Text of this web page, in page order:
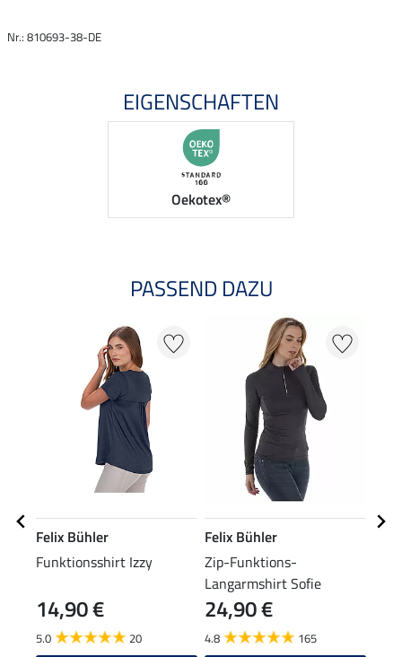
Nr.: 810693-38-DE
EIGENSCHAFTEN
Oekotex®
PASSEND DAZU
Felix Bühler
Funktionsshirt Izzy
14,90 €
5.0 20
Felix Bühler
Zip-Funktions-
Langarmshirt Sofie
24,90 €
4.8 165